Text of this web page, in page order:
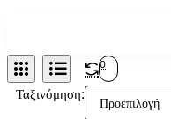
0
Ταξινόμηση: